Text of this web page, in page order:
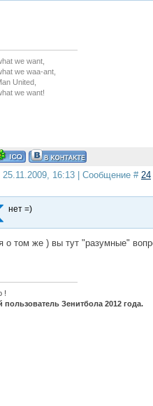
we want,
we waa-ant,
United,
we want!
16:13 | Сообщение # 24
нет =)
о том же ) вы тут "разумные"
!
пользователь Зенитбола 2012 года.